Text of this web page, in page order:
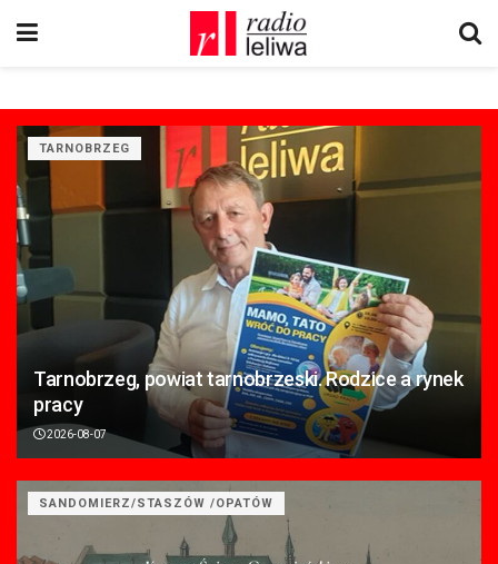
TARNOBRZEG
Tarnobrzeg, powiat tarnobrzeski. Rodzice a rynek
pracy
2026-08-07
SANDOMIERZ/STASZÓW /OPATÓW